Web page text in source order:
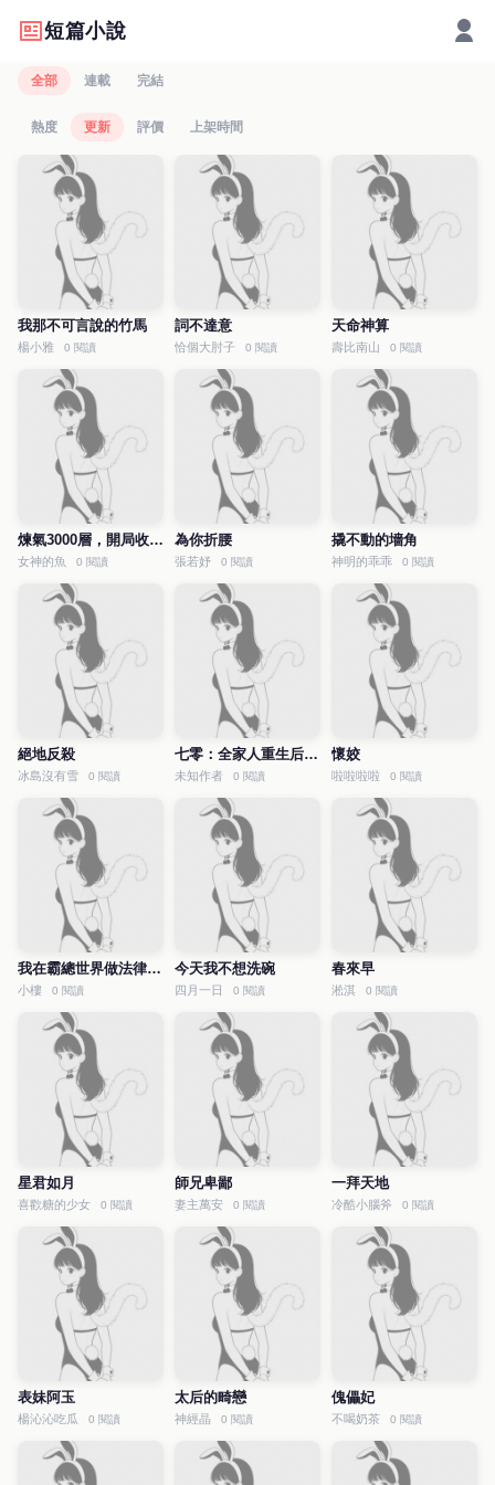
短篇小說
全部 連載 完結
熱度 更新 評價 上架時間
我那不可言說的竹馬
楊小雅 0 閱讀
詞不達意
恰個大肘子 0 閱讀
天命神算
壽比南山 0 閱讀
煉氣3000層，開局收女帝為徒
女神的魚 0 閱讀
為你折腰
張若妤 0 閱讀
撬不動的墻角
神明的乖乖 0 閱讀
絕地反殺
冰島沒有雪 0 閱讀
七零：全家人重生后就寵我
未知作者 0 閱讀
懷姣
啦啦啦啦 0 閱讀
我在霸總世界做法律科普
小樓 0 閱讀
今天我不想洗碗
四月一日 0 閱讀
春來早
淞淇 0 閱讀
星君如月
喜歡糖的少女 0 閱讀
師兄卑鄙
妻主萬安 0 閱讀
一拜天地
冷酷小腦斧 0 閱讀
表妹阿玉
楊沁沁吃瓜 0 閱讀
太后的畸戀
神經晶 0 閱讀
傀儡妃
不喝奶茶 0 閱讀